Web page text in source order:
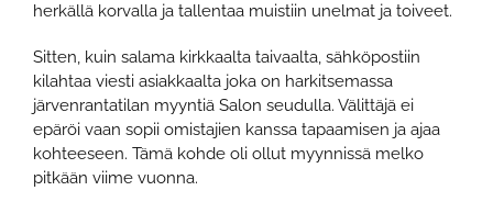
herkällä korvalla ja tallentaa muistiin unelmat ja toiveet.
Sitten, kuin salama kirkkaalta taivaalta, sähköpostiin
kilahtaa viesti asiakkaalta joka on harkitsemassa
järvenrantatilan myyntiä Salon seudulla. Välittäjä ei
epäröi vaan sopii omistajien kanssa tapaamisen ja ajaa
kohteeseen. Tämä kohde oli ollut myynnissä melko
pitkään viime vuonna.